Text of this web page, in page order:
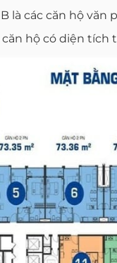
là các căn hộ văn
hộ có diện